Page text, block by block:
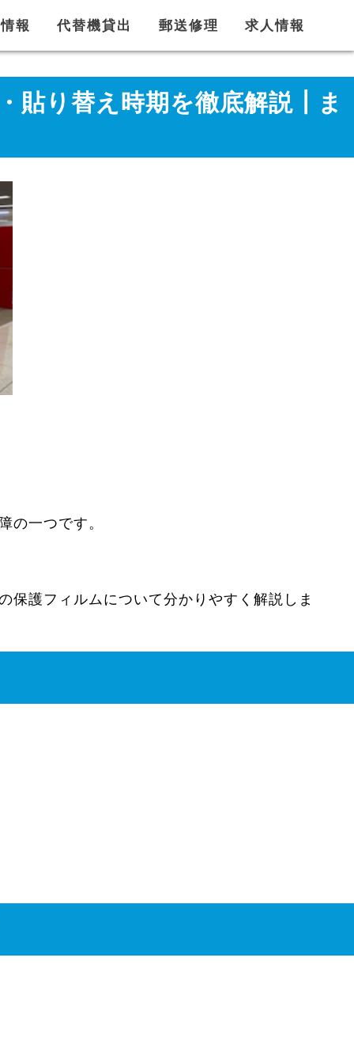
報 代替機貸出 郵送修理 求人情報
貼り替え時期を徹底解説┃ま
の一つです。
保護フィルムについて分かりやすく解説しま